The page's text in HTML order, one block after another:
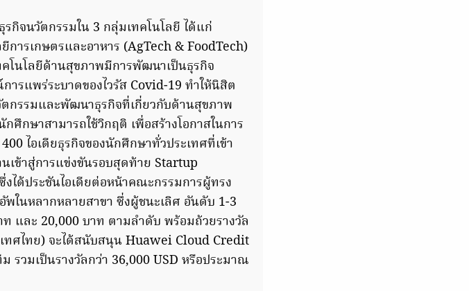
กิจนวัตกรรมใน 3 กลุ่มเทคโนโลยี ได้แก่
การเกษตรและอาหาร (AgTech & FoodTech)
โนโลยีด้านสุขภาพมีการพัฒนาเป็นธุรกิจ
รแพร่ระบาดของไวรัส Covid-19 ทำให้นิสิต
กรรมและพัฒนาธุรกิจที่เกี่ยวกับด้านสุขภาพ
กษาสามารถใช้วิกฤติ เพื่อสร้างโอกาสในการ
ไอเดียธุรกิจของนักศึกษาทั่วประเทศที่เข้า
เข้าสู่การแข่งขันรอบสุดท้าย Startup
ได้ประชันไอเดียต่อหน้าคณะกรรมการผู้ทรง
นหลากหลายสาขา ซึ่งผู้ชนะเลิศ อันดับ 1-3
ท และ 20,000 บาท ตามลำดับ พร้อมถ้วยรางวัล
ทศไทย) จะได้สนับสนุน Huawei Cloud Credit
วมเป็นรางวัลกว่า 36,000 USD หรือประมาณ